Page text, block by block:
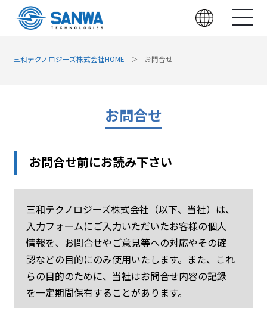
三和テクノロジーズ株式会社HOME お問合せ
お問合せ
お問合せ前にお読み下さい
三和テクノロジーズ株式会社（以下、当社）は、
入力フォームにご入力いただいたお客様の個人
情報を、お問合せやご意見等への対応やその確
認などの目的にのみ使用いたします。また、これ
らの目的のために、当社はお問合せ内容の記録
を一定期間保有することがあります。